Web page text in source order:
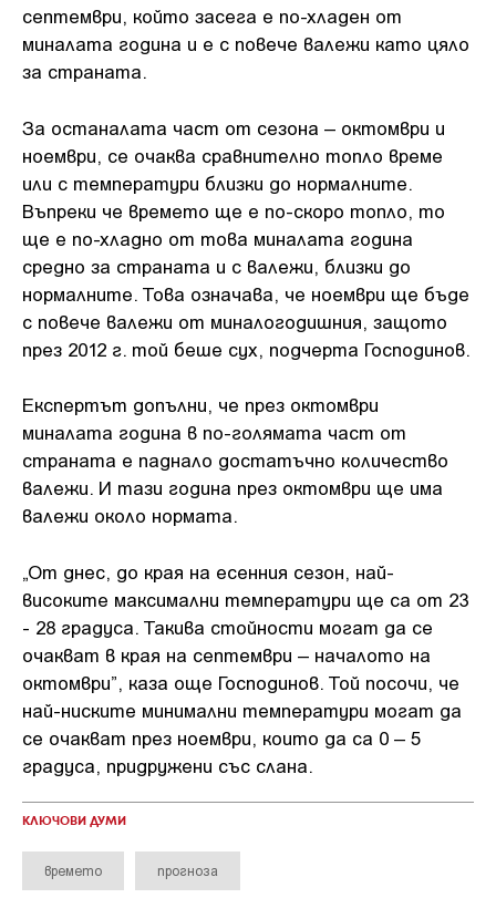
септември, който засега е по-хладен от
миналата година и е с повече валежи като цяло
за страната.
За останалата част от сезона – октомври и
ноември, се очаква сравнително топло време
или с температури близки до нормалните.
Въпреки че времето ще е по-скоро топло, то
ще е по-хладно от това миналата година
средно за страната и с валежи, близки до
нормалните. Това означава, че ноември ще бъде
с повече валежи от миналогодишния, защото
през 2012 г. той беше сух, подчерта Господинов.
Експертът допълни, че през октомври
миналата година в по-голямата част от
страната е паднало достатъчно количество
валежи. И тази година през октомври ще има
валежи около нормата.
„От днес, до края на есенния сезон, най-
високите максимални температури ще са от 23
- 28 градуса. Такива стойности могат да се
очакват в края на септември – началото на
октомври”, каза още Господинов. Той посочи, че
най-ниските минимални температури могат да
се очакват през ноември, които да са 0 – 5
градуса, придружени със слана.
КЛЮЧОВИ ДУМИ
времето прогноза